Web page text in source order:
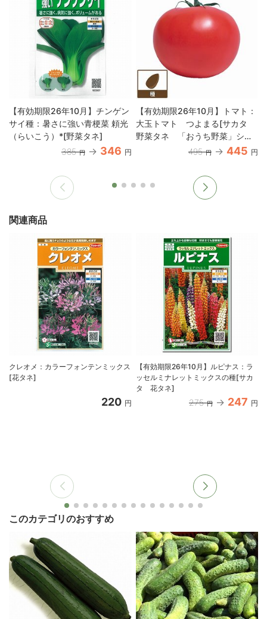
【有効期限26年10月】チンゲン
サイ種：暑さに強い青梗菜 頼光
（らいこう）*[野菜タネ]
385 円 346 円
【有効期限26年10月】トマト：
大玉トマト つよまる[サカタ
野菜タネ 「おうち野菜」シリ
495 円 445 円
関連商品
クレオメ：カラーフォンテンミックス
[花タネ]
220 円
【有効期限26年10月】ルピナス：ラ
ッセルミナレットミックスの種[サカ
タ 花タネ]
275 円 247 円
このカテゴリのおすすめ